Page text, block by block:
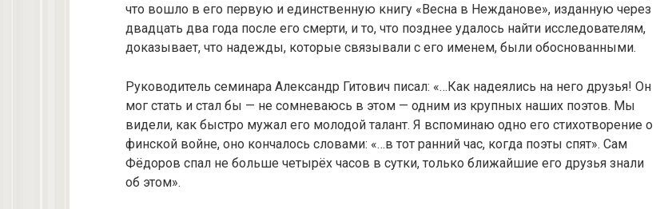
что вошло в его первую и единственную книгу «Весна в Нежданове», изданную через
двадцать два года после его смерти, и то, что позднее удалось найти исследователям,
доказывает, что надежды, которые связывали с его именем, были обоснованными.
Руководитель семинара Александр Гитович писал: «…Как надеялись на него друзья! Он
мог стать и стал бы — не сомневаюсь в этом — одним из крупных наших поэтов. Мы
видели, как быстро мужал его молодой талант. Я вспоминаю одно его стихотворение о
финской войне, оно кончалось словами: «…в тот ранний час, когда поэты спят». Сам
Фёдоров спал не больше четырёх часов в сутки, только ближайшие его друзья знали
об этом».